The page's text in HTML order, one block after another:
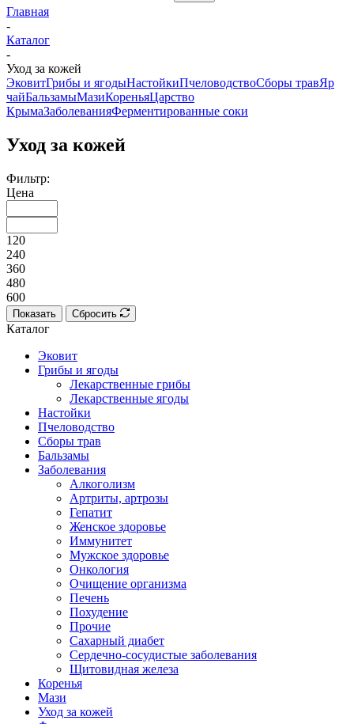
Главная
-
Каталог
-
Уход за кожей
ЭковитГрибы и ягодыНастойкиПчеловодствоСборы травЯр
чайБальзамыМазиКореньяЦарство
КрымаЗаболеванияФерментированные соки
Уход за кожей
Фильтр:
Цена
120
240
360
480
600
Показать Сбросить
Каталог
Эковит
Грибы и ягоды
Лекарственные грибы
Лекарственные ягоды
Настойки
Пчеловодство
Сборы трав
Бальзамы
Заболевания
Алкоголизм
Артриты, артрозы
Гепатит
Женское здоровье
Иммунитет
Мужское здоровье
Онкология
Очищение организма
Печень
Похудение
Прочие
Сахарный диабет
Сердечно-сосудистые заболевания
Щитовидная железа
Коренья
Мази
Уход за кожей